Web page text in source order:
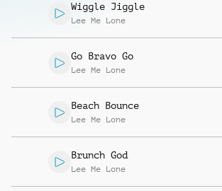
Wiggle Jiggle
Lee Me Lone
Go Bravo Go
Lee Me Lone
Beach Bounce
Lee Me Lone
Brunch God
Lee Me Lone